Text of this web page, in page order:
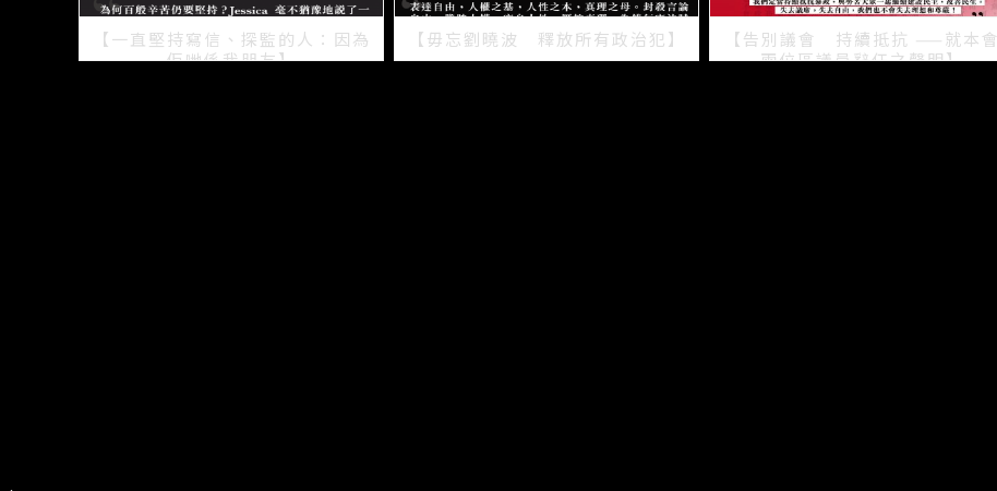
【一直堅持寫信、探監的人：因為
佢哋係我朋友】
【毋忘劉曉波 釋放所有政治犯】
【告別議會 持續抵抗 ——就本會
兩位區議員辭任之聲明】